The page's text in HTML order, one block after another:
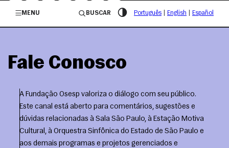
/governosp
MENU
BUSCAR Português English Español
Fale Conosco
A Fundação Osesp valoriza o diálogo com seu público.
Este canal está aberto para comentários, sugestões e
dúvidas relacionadas à Sala São Paulo, à Estação Motiva
Cultural, à Orquestra Sinfônica do Estado de São Paulo e
aos demais programas e projetos gerenciados e